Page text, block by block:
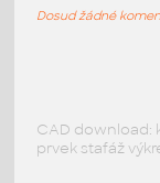
Dosud žádné
CAD download:
prvek stafáž